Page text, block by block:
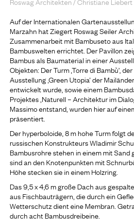
Auf der Internationalen
Marzahn hat Ziegert Roswag Seiler
Zusammenarbeit mit Bambuseto aus
Bambuswelten errichtet. Der Pavillon
Bambus als Baumaterial in einer
Objekten: Der Turm ‚Torre di Bambù’,
Ausstellung ‚Green Utopia’ der
entwickelt wurde, sowie einem
Projektes ‚Naturell – Architektur im
Massimo entstand, wurden hier auf
präsentiert.
Der hyperboloide, 8 m hohe Turm folgt
russischen Konstrukteurs Wladimir
Bambusrohre stehen in einem mit Sand
sind an den Knotenpunkten mit
Höhe stecken sie in einem Holzring.
Das 9,5 x 4,6 m große Dach aus
aus Fischbauträgern, die durch ein
Wetterschutz dient eine Membran.
durch acht Bambusdreibeine.